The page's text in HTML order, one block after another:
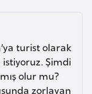
turist olarak
Şimdi
olur mu?
zorlayan